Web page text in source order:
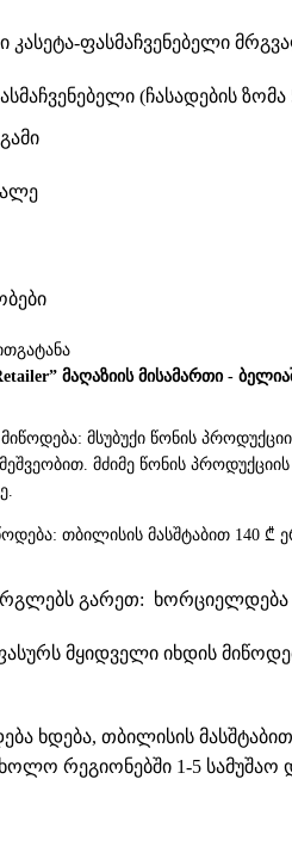
კასეტა-ფასმაჩვენებელი
(ჩასადების ზომა
მაღაზიის მისამართი -
მიწოდება: მსუბუქი წონის
მეშვეობით. მძიმე წონის
თბილისის მასშტაბით 140 ₾
გარეთ: ხორციელდება
მყიდველი იხდის
ხდება, თბილისის
რეგიონებში 1-5 სამუშაო